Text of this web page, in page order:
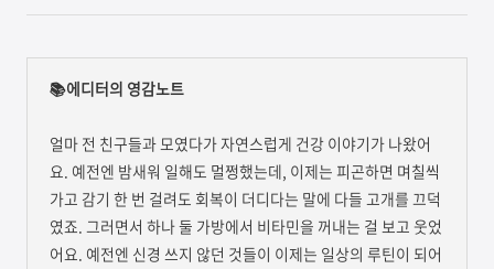
📚에디터의 영감노트
얼마 전 친구들과 모였다가 자연스럽게 건강 이야기가 나왔어
요. 예전엔 밤새워 일해도 멀쩡했는데, 이제는 피곤하면 며칠씩
가고 감기 한 번 걸려도 회복이 더디다는 말에 다들 고개를 끄덕
였죠. 그러면서 하나 둘 가방에서 비타민을 꺼내는 걸 보고 웃었
어요. 예전엔 신경 쓰지 않던 것들이 이제는 일상의 루틴이 되어